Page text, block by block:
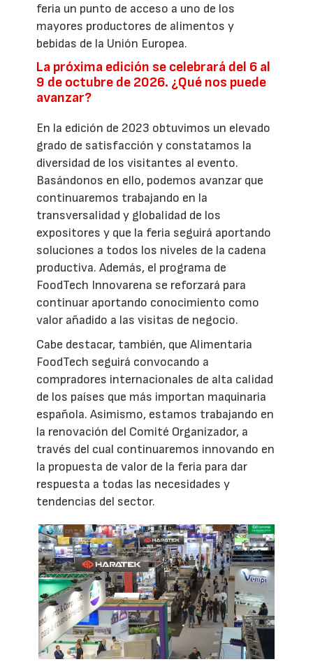
feria un punto de acceso a uno de los
mayores productores de alimentos y
bebidas de la Unión Europea.
La próxima edición se celebrará del 6 al
9 de octubre de 2026. ¿Qué nos puede
avanzar?
En la edición de 2023 obtuvimos un elevado
grado de satisfacción y constatamos la
diversidad de los visitantes al evento.
Basándonos en ello, podemos avanzar que
continuaremos trabajando en la
transversalidad y globalidad de los
expositores y que la feria seguirá aportando
soluciones a todos los niveles de la cadena
productiva. Además, el programa de
FoodTech Innovarena se reforzará para
continuar aportando conocimiento como
valor añadido a las visitas de negocio.
Cabe destacar, también, que Alimentaria
FoodTech seguirá convocando a
compradores internacionales de alta calidad
de los países que más importan maquinaria
española. Asimismo, estamos trabajando en
la renovación del Comité Organizador, a
través del cual continuaremos innovando en
la propuesta de valor de la feria para dar
respuesta a todas las necesidades y
tendencias del sector.